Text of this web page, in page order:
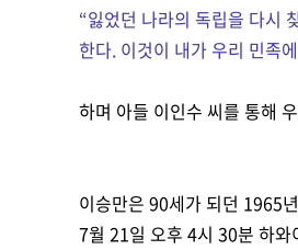
“잃었던 나라의 독립을 다시
한다. 이것이 내가 우리 민족
하며 아들 이인수 씨를 통해
이승만은 90세가 되던 1965
7월 21일 오후 4시 30분 하와